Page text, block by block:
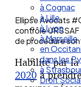
à Cognac
à Lille
à Lyon
à Marseille
en
dans les
à
Droit
Ellipse Avocats
contrôle URSSAF
de procédure
Habilité par la
2020 à